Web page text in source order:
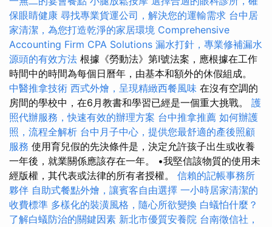
保眼睛健康 尋找專業貨運公司，解決您的運輸需求 台中居
家清潔，為您打造乾淨的家居環境 Comprehensive
Accounting Firm CPA Solutions 漏水打針，專業修補漏水
源頭的有效方法 根據《勞動法》第I號法案，應根據在工作
時間中的時間為每個日曆年，由基本和額外的休假組成。
中醫推拿技術 西式外燴，呈現精緻西餐風味 在沒有空調的
房間的學校中，在6月教書和學習已經是一個重大挑戰。 護
照代辦服務，快速有效的辦理方案 台中推拿推薦 如何辦護
照，流程全解析 台中月子中心，提供您最舒適的產後照顧
服務 使用育兒假的先決條件是，決定允許孩子出生或收養
一年後，就業關係應該存在一年。 •我堅信該物質的使用未
經版權，其代表或法律的所有者授權。 信賴的記帳事務所
夥伴 自助式餐點外燴，讓賓客自由選擇 一小時居家清潔的
收費標準 多樣化的裝潢風格，隨心所欲變換 白蟻怕什麼？
了解白蟻防治的關鍵因素 新北市優質安養院 台南徵信社，